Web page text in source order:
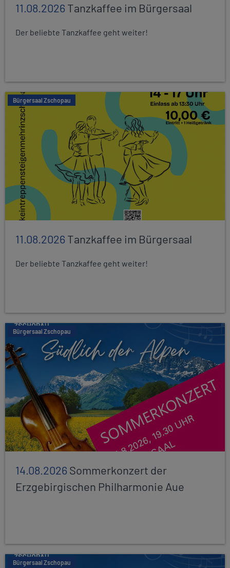
11.08.2026Tanzkaffee im Bürgersaal
Der beliebte Tanzkaffee geht weiter!
Bürgersaal Zschopau
11.08.2026Tanzkaffee im Bürgersaal
Der beliebte Tanzkaffee geht weiter!
Bürgersaal Zschopau
14.08.2026Sommerkonzert der
Erzgebirgischen Philharmonie Aue
Bürgersaal Zschopau